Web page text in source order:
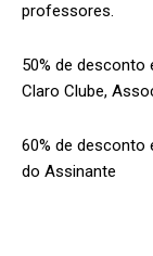
professores.
50% de desconto
Claro Clube,
60% de desconto
do Assinante